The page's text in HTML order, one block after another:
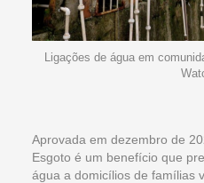
Ligações de água em
Aprovada em dezembro de
Esgoto é um benefício que
água a domicílios de famílias